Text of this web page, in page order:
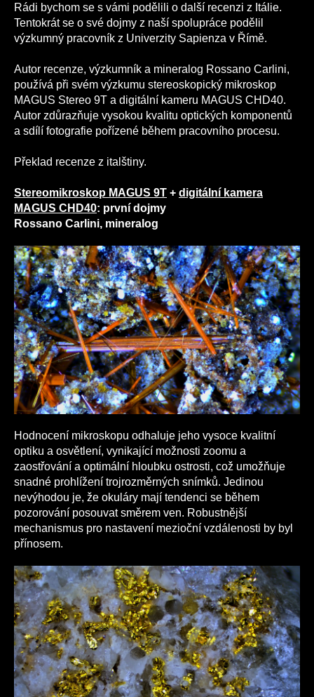
Rádi bychom se s vámi podělili o další recenzi z Itálie.
Tentokrát se o své dojmy z naší spolupráce podělil
výzkumný pracovník z Univerzity Sapienza v Římě.
Autor recenze, výzkumník a mineralog Rossano Carlini,
používá při svém výzkumu stereoskopický mikroskop
MAGUS Stereo 9T a digitální kameru MAGUS CHD40.
Autor zdůrazňuje vysokou kvalitu optických komponentů
a sdílí fotografie pořízené během pracovního procesu.
Překlad recenze z italštiny.
Stereomikroskop MAGUS 9T + digitální kamera
MAGUS CHD40: první dojmy
Rossano Carlini, mineralog
Hodnocení mikroskopu odhaluje jeho vysoce kvalitní
optiku a osvětlení, vynikající možnosti zoomu a
zaostřování a optimální hloubku ostrosti, což umožňuje
snadné prohlížení trojrozměrných snímků. Jedinou
nevýhodou je, že okuláry mají tendenci se během
pozorování posouvat směrem ven. Robustnější
mechanismus pro nastavení mezioční vzdálenosti by byl
přínosem.